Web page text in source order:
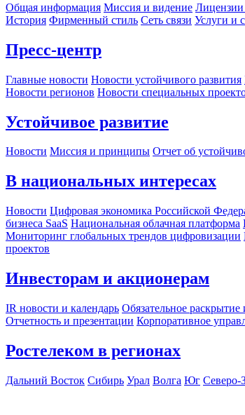
Общая информация Миссия и видение
История Фирменный стиль Сеть связи Услуги и
Пресс-центр
Главные новости Новости устойчивого развития
Новости регионов Новости специальных
Устойчивое развитие
Новости Миссия и принципы Отчет об
В национальных интересах
Новости Цифровая экономика Российской
бизнеса SaaS Национальная облачная платформа
Мониторинг глобальных трендов цифровизации
проектов
Инвесторам и акционерам
IR новости и календарь Обязательное
Отчетность и презентации Корпоративное
Ростелеком в регионах
Дальний Восток Сибирь Урал Волга Юг Северо-